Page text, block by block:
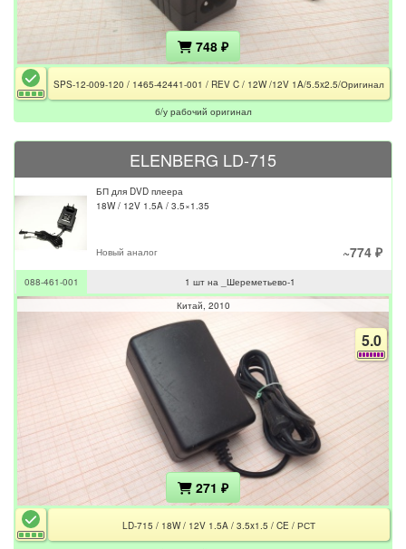
748 ₽
SPS-12-009-120 / 1465-42441-001 / REV C / 12W /12V 1A/5.5x2.5/Оригинал
б/у рабочий оригинал
ELENBERG LD-715
БП для DVD плеера
18W / 12V 1.5A / 3.5×1.35
Новый аналог ~774 ₽
088-461-001
1 шт на _Шереметьево-1
Китай 2010
5.0
271 ₽
LD-715 / 18W / 12V 1.5A / 3.5x1.5 / CE / РСТ